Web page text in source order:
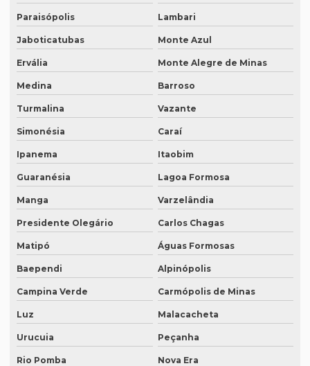
Intérprete juramentado
Intérprete de negócios
Intérprete para palestras
Intérprete português chinês
Intérprete português inglês profissional
Intérprete português japonês
Intérprete português mandarim
Intérprete profissional coreano português
Intérprete profissional em eventos
Intérprete profissional de francês
Intérprete profissional de japonês
Intérprete para reuniões
Intérprete para seminários
Paraisópolis Lambari
Jaboticatubas Monte Azul
Ervália Monte Alegre de Minas
Medina Barroso
Turmalina Vazante
Simonésia Caraí
Ipanema Itaobim
Guaranésia Lagoa Formosa
Manga Varzelândia
Presidente Olegário Carlos Chagas
Matipó Águas Formosas
Baependi Alpinópolis
Campina Verde Carmópolis de Minas
Luz Malacacheta
Urucuia Peçanha
Rio Pomba Nova Era